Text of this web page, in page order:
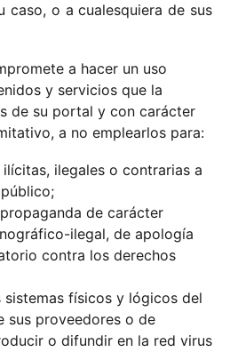
caso, o a cualesquiera de sus
a hacer un uso
y servicios que la
de su portal y con carácter
a no emplearlos para:
ilegales o contrarias a
de carácter
ilegal, de apología
contra los derechos
sistemas físicos y lógicos del
sus proveedores o de
o difundir en la red virus